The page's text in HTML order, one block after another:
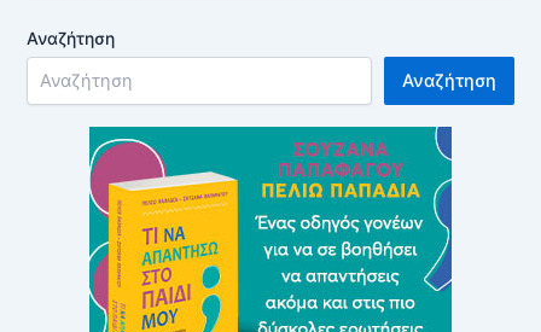
Αναζήτηση
Αναζήτηση